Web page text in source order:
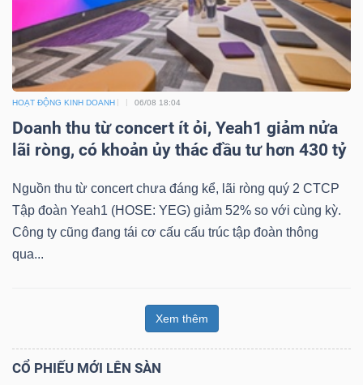
HOẠT ĐỘNG KINH DOANH 06/08 18:04
Doanh thu từ concert ít ỏi, Yeah1 giảm nửa
lãi ròng, có khoản ủy thác đầu tư hơn 430 tỷ
Nguồn thu từ concert chưa đáng kể, lãi ròng quý 2 CTCP
Tập đoàn Yeah1 (HOSE: YEG) giảm 52% so với cùng kỳ.
Công ty cũng đang tái cơ cấu cấu trúc tập đoàn thông
qua...
Xem thêm
CỔ PHIẾU MỚI LÊN SÀN